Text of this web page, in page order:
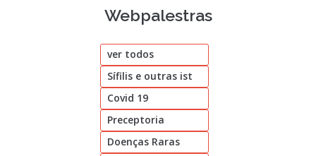
Transparência
Repositório
Ajuda
Entrar
Webpalestras
ver todos
Sífilis e outras ist
Covid 19
Preceptoria
Doenças Raras